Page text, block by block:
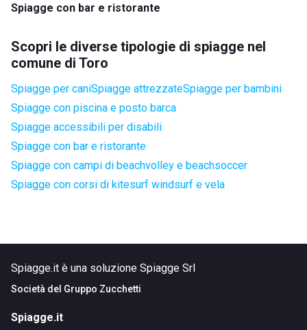
Spiagge con bar e ristorante
Scopri le diverse tipologie di spiagge nel
comune di Toro
Spiagge per caniSpiagge attrezzateSpiagge per bambini
Spiagge con piscina e posto barca
Spiagge accessibili per disabili
Spiagge con bar e ristorante
Spiagge con campi di beachvolley e beachsoccer
Spiagge con corsi di kitesurf windsurf e vela
Spiagge.it è una soluzione Spiagge Srl
Società del Gruppo Zucchetti
Spiagge.it